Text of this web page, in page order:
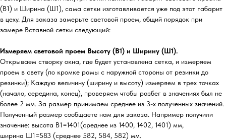
(В1) и Ширина (Ш1), сама сетки изготавливается уже под этот габарит
в цеху. Для заказа замерьте световой проем, общий порядок при
замере Вставной сетки следующий:
Измеряем световой проем Высоту (В1) и Ширину (Ш1).
Открываем створку окна, где будет установлена сетка, и измеряем
проем в свету (по кромке рамы с наружной стороны от резинки до
резинки); Каждую величину (ширину и высоту) измеряем в трех точках
(начало, середина, конец), проверяем чтобы разбег в значениях был не
более 2 мм. За размер принимаем среднее из 3-х полученных значений.
Полученный размер сообщаете нам для заказа. Например получили
значение: высота В1=1401(среднее из 1400, 1402, 1401) мм,
ширина Ш1=583 (среднее 582, 584, 582) мм.